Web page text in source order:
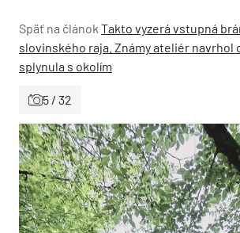
Späť na článok Takto vyzerá vstupná
slovinského raja. Známy ateliér navrhol
splynula s okolím
5 / 32